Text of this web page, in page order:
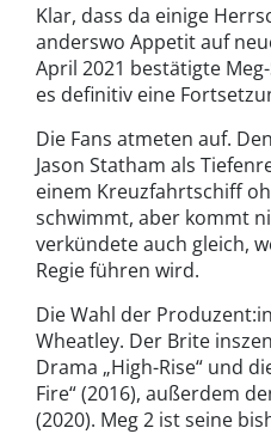
Klar, dass da einige
anderswo Appetit auf
April 2021 bestätigte
es definitiv eine
Die Fans atmeten auf.
Jason Statham als
einem Kreuzfahrtschiff
schwimmt, aber kommt
verkündete auch gleich,
Regie führen wird.
Die Wahl der
Wheatley. Der Brite
Drama „High-Rise“ und
Fire“ (2016), außerdem
(2020). Meg 2 ist seine